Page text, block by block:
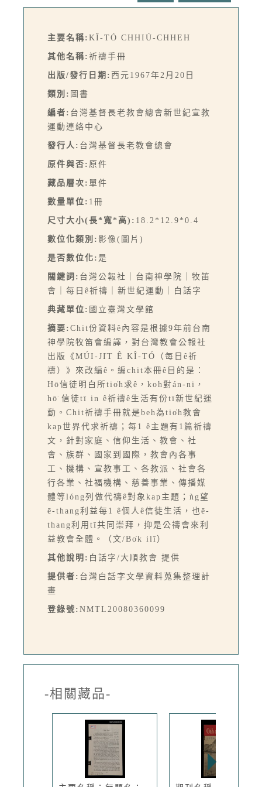
主要名稱: KÎ-TÓ CHHIÚ-CHHEH
其他名稱: 祈禱手冊
出版/發行日期: 西元1967年2月20日
類別: 圖書
編者: 台灣基督長老教會總會新世紀宣教
運動連絡中心
發行人: 台灣基督長老教會總會
原件與否: 原件
藏品層次: 單件
數量單位: 1冊
尺寸大小(長*寬*高): 18.2*12.9*0.4
數位化類別: 影像(圖片)
是否數位化: 是
關鍵詞: 台灣公報社｜台南神學院｜牧笛
會｜每日ê祈禱｜新世紀運動｜白話字
典藏單位: 國立臺灣文學館
摘要: Chit份資料ê內容是根據9年前台南
神學院牧笛會編譯，對台灣教會公報社
出版《MÚI-JI̍T Ê KÎ-TÓ（每日ê祈
禱）》來改編ê。編chit本冊ê目的是：
Hō͘信徒明白所tio̍h求ê，koh對án-ni，
hō͘ 信徒tī in ê祈禱ê生活有份tī新世紀運
動。Chit祈禱手冊就是beh為tio̍h教會
kap世界代求祈禱；每1 ê主題有1篇祈禱
文，針對家庭、信仰生活、教會、社
會、族群、國家到國際，教會內各事
工、機構、宣教事工、各教派、社會各
行各業、社福機構、慈善事業、傳播媒
體等lóng列做代禱ê對象kap主題；ǹg望
ē-thang利益每1 ê個人ê信徒生活，也ē-
thang利用tī共同崇拜，抑是公禱會來利
益教會全體。（文/Bo̍k ilī）
其他說明: 白話字/大順教會 提供
提供者: 台灣白話字文學資料蒐集整理計
畫
登錄號: NMTL20080360099
-相關藏品-